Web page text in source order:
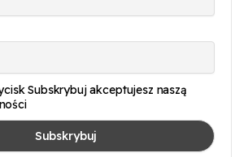
Subskrybuj akceptujesz naszą